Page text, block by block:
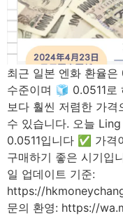
최근 일본 엔화 환율
수준이며 🧊 0.0511로
보다 훨씬 저렴한 가
수 있습니다. 오늘
0.0511입니다 ✅ 가격
구매하기 좋은 시기입
일 업데이트 기준:
https://
문의 환영: https://